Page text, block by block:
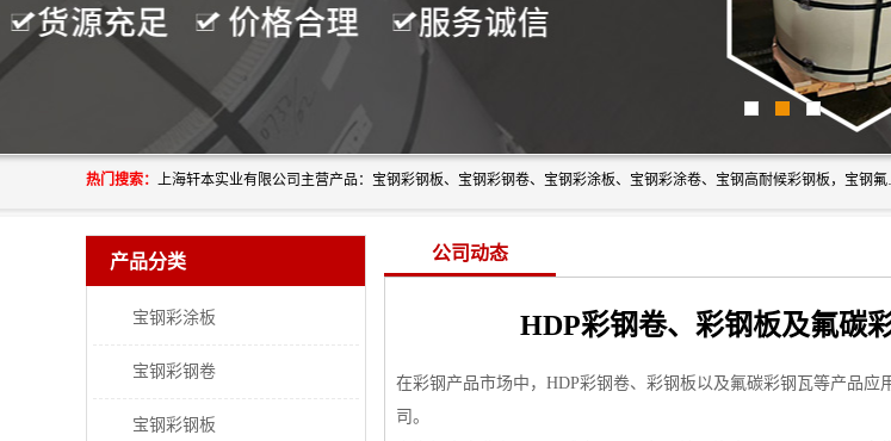
热门搜索： 上海轩本实业有限公司主营
产品分类
宝钢彩涂板
宝钢彩钢卷
宝钢彩钢板
公司动态
HDP彩钢卷、彩钢板及氟碳
在彩钢产品市场中，HDP彩钢卷、彩钢板以及氟碳彩钢瓦等产品
司。